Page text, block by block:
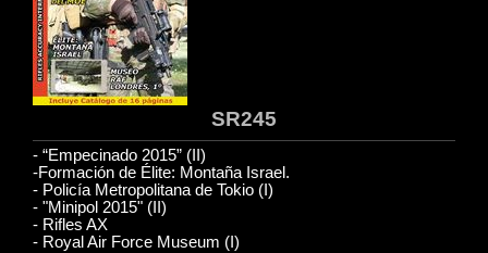
SR245
- “Empecinado 2015” (II)
-Formación de Élite: Montaña Israel.
- Policía Metropolitana de Tokio (I)
- "Minipol 2015" (II)
- Rifles AX
- Royal Air Force Museum (I)